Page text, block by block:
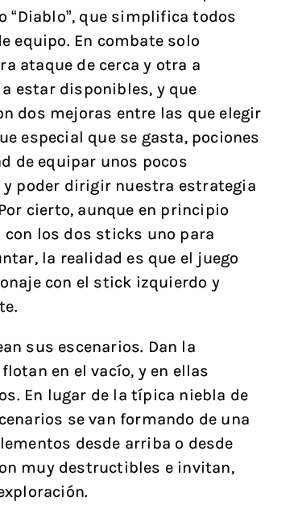
“Diablo”, que simplifica todos
equipo. En combate solo
ataque de cerca y otra a
estar disponibles, y que
dos mejoras entre las que elegir
especial que se gasta, pociones
de equipar unos pocos
poder dirigir nuestra estrategia
cierto, aunque en principio
con los dos sticks uno para
la realidad es que el juego
con el stick izquierdo y
sus escenarios. Dan la
en el vacío, y en ellas
En lugar de la típica niebla de
se van formando de una
desde arriba o desde
muy destructibles e invitan,